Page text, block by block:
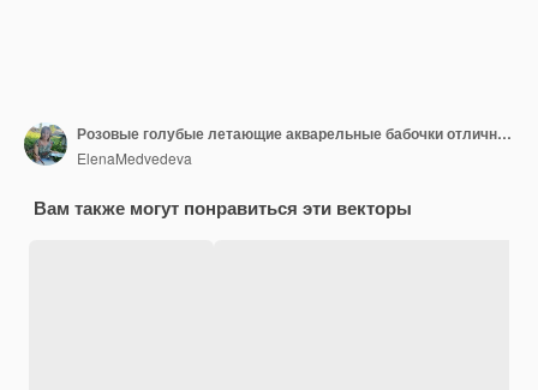
Розовые голубые летающие акварельные бабочки отлично подходят для свадебных украшений.
ElenaMedvedeva
Вам также могут понравиться эти векторы